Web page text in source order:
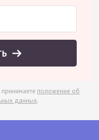
положение об
данных.